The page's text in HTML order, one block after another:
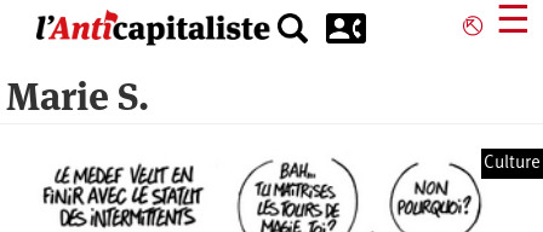
principal
⎋ ☰
Marie S.
Culture